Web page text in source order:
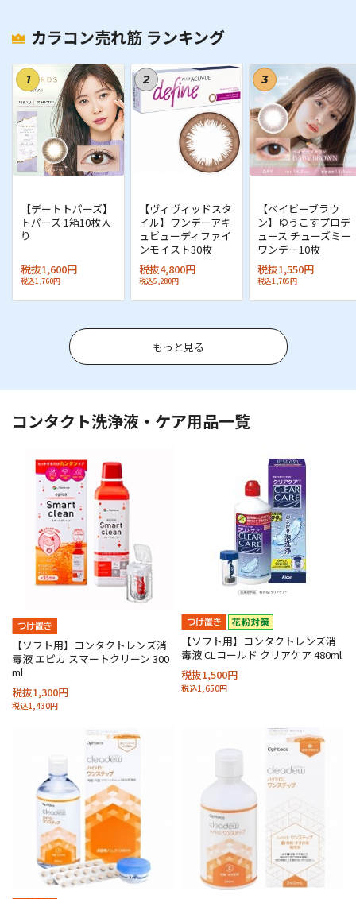
※スマートフォンでは同画面を下にスクロールする
さい。
注意事項
カラコン売れ筋 ランキング
1
【デートトパーズ】
トパーズ 1箱10枚入
り
税抜1,600円
税込1,760円
2
【ヴィヴィッドスタ
イル】ワンデーアキ
ュビューディファイ
ンモイスト30枚
税抜4,800円
税込5,280円
3
【ベイビーブラウ
ン】ゆうこすプロデ
ュース チューズミー
ワンデー10枚
税抜1,550円
税込1,705円
もっと見る
コンタクト洗浄液・ケア用品一覧
【ソフト用】コンタクトレンズ消
毒液 エピカ スマートクリーン 300
ml
税抜1,300円
税込1,430円
【ソフト用】コンタクトレンズ消
毒液 CLコールド クリアケア 480ml
税抜1,500円
税込1,650円